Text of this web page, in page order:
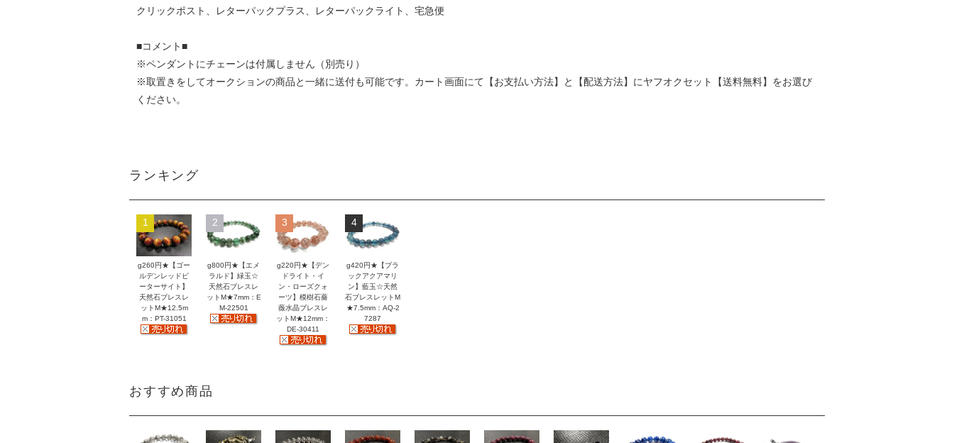
クリックポスト、レターパックプラス、レターパックライト、宅急便
■コメント■
※ペンダントにチェーンは付属しません（別売り）
※取置きをしてオークションの商品と一緒に送付も可能です。カート画面にて【お支払い方法】と【配送方法】にヤフオクセット【送料無料】をお選び
ください。
ランキング
1
g260円★【ゴー
ルデンレッドピ
ーターサイト】
天然石ブレスレ
ットM★12.5m
m：PT-31051
2
g800円★【エメ
ラルド】緑玉☆
天然石ブレスレ
ットM★7mm：E
M-22501
3
g220円★【デン
ドライト・イ
ン・ローズクォ
ーツ】模樹石薔
薇水晶ブレスレ
ットM★12mm：
DE-30411
4
g420円★【ブラ
ックアクアマリ
ン】藍玉☆天然
石ブレスレットM
★7.5mm：AQ-2
7287
おすすめ商品